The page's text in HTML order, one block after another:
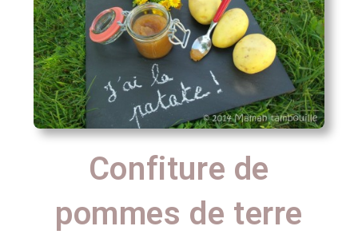
Confiture de
pommes de terre